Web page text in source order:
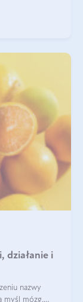
działanie i
nazwy
myśl mózg,